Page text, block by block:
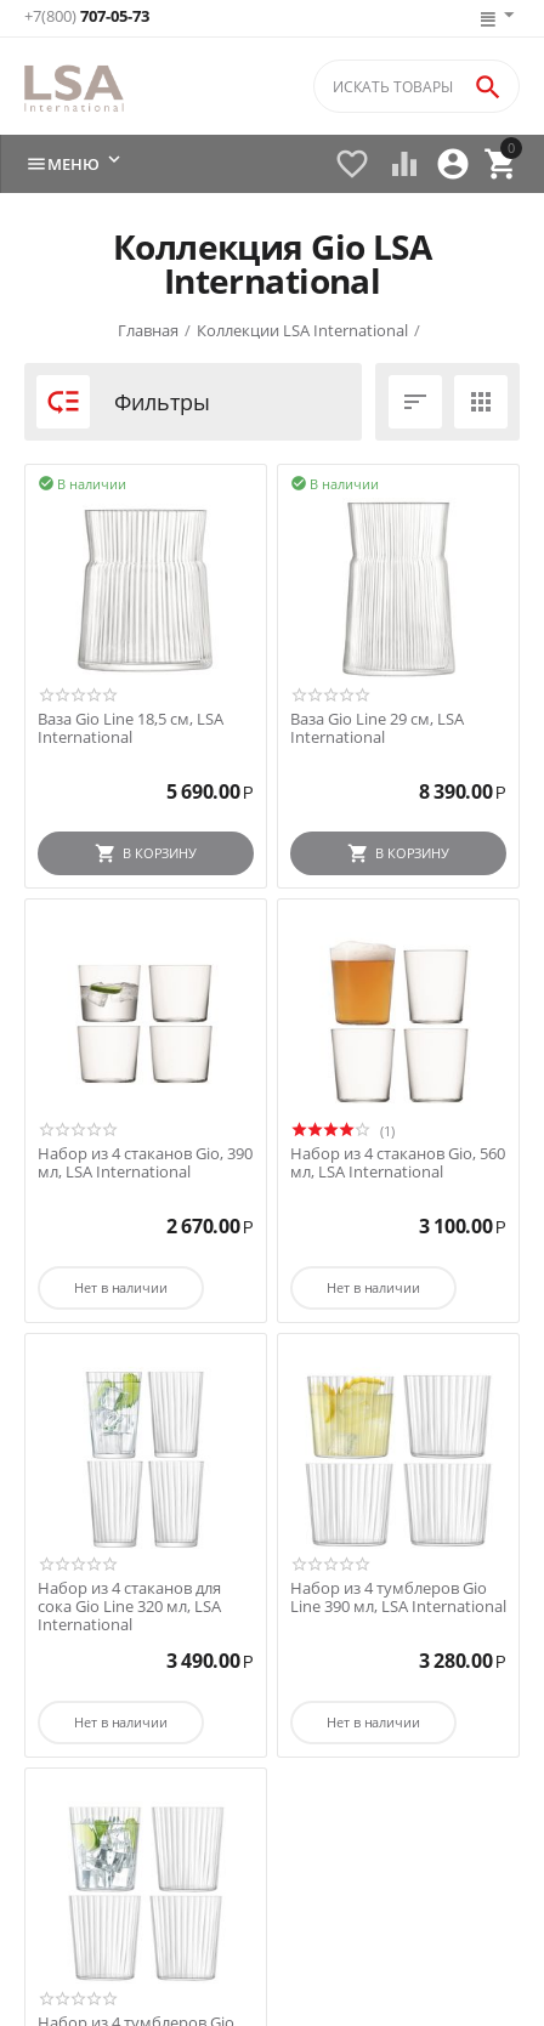
+7(800)707-05-73
0


 

МЕНЮ 
Коллекция Gio LSA
International
Главная / Коллекции LSA International /
 Фильтры  
В наличии

Ваза Gio Line 18,5 см, LSA
International
5 690.00 Р
В КОРЗИНУ
В наличии

Ваза Gio Line 29 см, LSA
International
8 390.00 Р
В КОРЗИНУ
Набор из 4 стаканов Gio, 390
мл, LSA International
2 670.00 Р
Нет в наличии
(1)
Набор из 4 стаканов Gio, 560
мл, LSA International
3 100.00 Р
Нет в наличии
Набор из 4 стаканов для
сока Gio Line 320 мл, LSA
International
3 490.00 Р
Нет в наличии
Набор из 4 тумблеров Gio
Line 390 мл, LSA International
3 280.00 Р
Нет в наличии